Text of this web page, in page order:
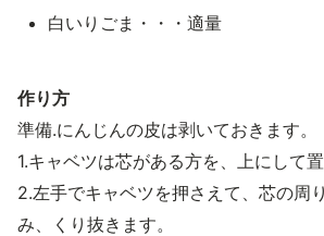
白いりごま・・・適量
作り方
準備.にんじんの皮は剥いておきます。
1.キャベツは芯がある方を、上にして置
2.左手でキャベツを押さえて、芯の周
み、くり抜きます。